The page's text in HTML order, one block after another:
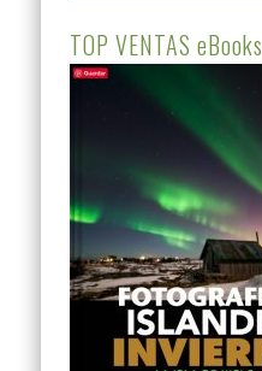
TOP VENTAS eBooks